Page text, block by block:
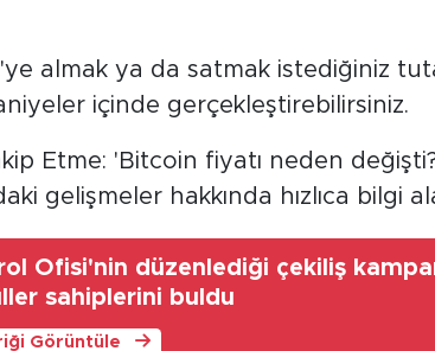
almak ya da satmak istediğiniz
içinde gerçekleştirebilirsiniz.
Etme: 'Bitcoin fiyatı neden
gelişmeler hakkında hızlıca bilgi
Ofisi'nin düzenlediği çekiliş
sahiplerini buldu
Görüntüle